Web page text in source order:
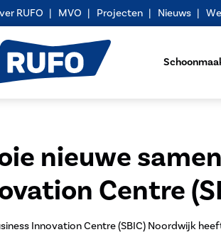
RUFO MVO Projecten Nieuws
nieuwe
Centre
Innovation Centre (SBIC) Noordwijk